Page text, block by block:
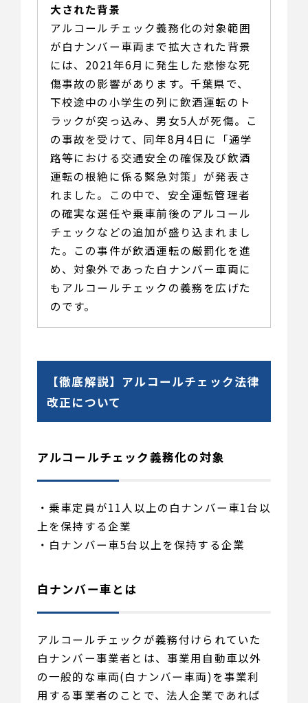
大された背景
アルコールチェック義務化の対象範囲
が白ナンバー車両まで拡大された背景
には、2021年6月に発生した悲惨な死
傷事故の影響があります。千葉県で、
下校途中の小学生の列に飲酒運転のト
ラックが突っ込み、男女5人が死傷。こ
の事故を受けて、同年8月4日に「通学
路等における交通安全の確保及び飲酒
運転の根絶に係る緊急対策」が発表さ
れました。この中で、安全運転管理者
の確実な選任や乗車前後のアルコール
チェックなどの追加が盛り込まれまし
た。この事件が飲酒運転の厳罰化を進
め、対象外であった白ナンバー車両に
もアルコールチェックの義務を広げた
のです。
【徹底解説】アルコールチェック法律
改正について
アルコールチェック義務化の対象
・乗車定員が11人以上の白ナンバー車1台以
上を保持する企業
・白ナンバー車5台以上を保持する企業
白ナンバー車とは
アルコールチェックが義務付けられていた
白ナンバー事業者とは、事業用自動車以外
の一般的な車両(白ナンバー車両)を事業利
用する事業者のことで、法人企業であれば